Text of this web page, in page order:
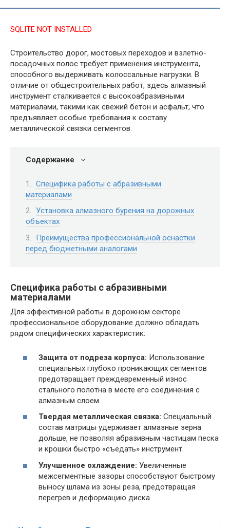
SQLITE NOT INSTALLED
Строительство дорог, мостовых переходов и взлетно-
посадочных полос требует применения инструмента,
способного выдерживать колоссальные нагрузки. В
отличие от общестроительных работ, здесь алмазный
инструмент сталкивается с высокоабразивными
материалами, такими как свежий бетон и асфальт, что
предъявляет особые требования к составу
металлической связки сегментов.
Содержание
Специфика работы с абразивными
материалами
Установка алмазного бурения на дорожных
объектах
Преимущества профессиональной оснастки
перед бюджетными аналогами
Специфика работы с абразивными
материалами
Для эффективной работы в дорожном секторе
профессиональное оборудование должно обладать
рядом специфических характеристик:
Защита от подреза корпуса: Использование
специальных глубоко проникающих сегментов
предотвращает преждевременный износ
стального полотна в месте его соединения с
алмазным слоем.
Твердая металлическая связка: Специальный
состав матрицы удерживает алмазные зерна
дольше, не позволяя абразивным частицам песка
и крошки быстро «съедать» инструмент.
Улучшенное охлаждение: Увеличенные
межсегментные зазоры способствуют быстрому
выносу шлама из зоны реза, предотвращая
перегрев и деформацию диска.